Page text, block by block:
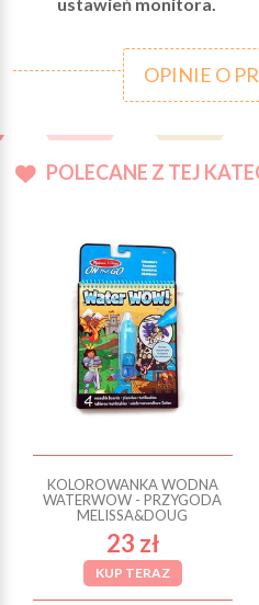
OPINIE O
POLECANE Z TEJ
KOLOROWANKA WODNA
WATERWOW - PRZYGODA
MELISSA&DOUG
23 zł
KUP TERAZ